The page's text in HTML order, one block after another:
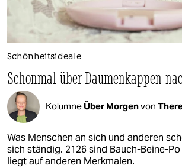
Schönheitsideale
Schonmal über Daumenkappen
Kolumne Über Morgenvon
Was Menschen an sich und anderen
sich ständig. 2126 sind Bauch-Beine-
liegt auf anderen Merkmalen.